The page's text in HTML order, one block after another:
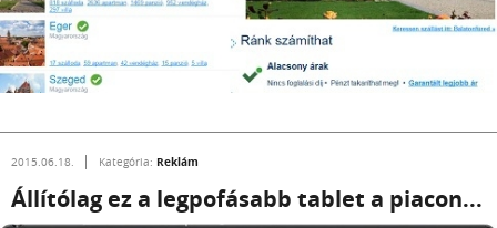
2015.06.18. Kategória: Reklám
Állítólag ez a legpofásabb tablet a piacon...